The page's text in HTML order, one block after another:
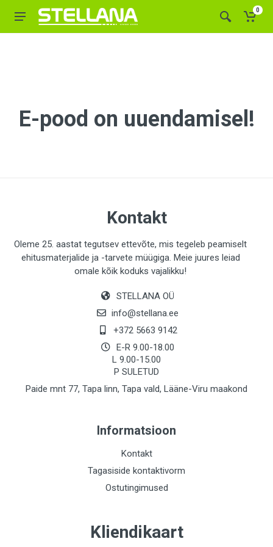
0
E-pood on uuendamisel!
Kontakt
Oleme 25. aastat tegutsev ettevõte, mis tegeleb peamiselt
ehitusmaterjalide ja -tarvete müügiga. Meie juures leiad
omale kõik koduks vajalikku!
STELLANA OÜ
info@stellana.ee
+372 5663 9142
E-R 9.00-18.00
L 9.00-15.00
P SULETUD
Paide mnt 77, Tapa linn, Tapa vald, Lääne-Viru maakond
Informatsioon
Kontakt
Tagasiside kontaktivorm
Ostutingimused
Kliendikaart